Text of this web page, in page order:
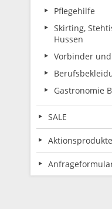
Pflegehilfe
Skirting,
Hussen
Vorbinder
Gastronomie
SALE
Aktionsprodukte